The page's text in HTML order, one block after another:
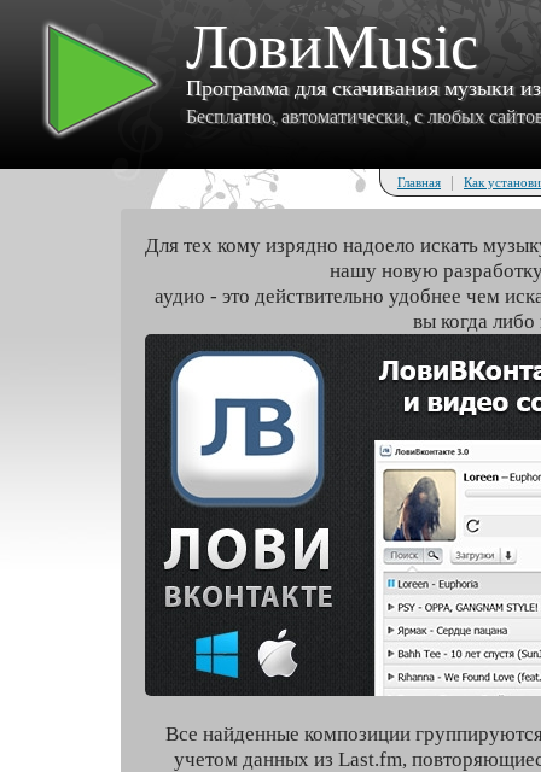
ЛовиMusic
Программа для скачивания музыки
Бесплатно, автоматически, с любых
Главная | Как
Для тех кому изрядно надоело искать
нашу новую
аудио - это действительно удобнее чем
вы когда либо
Все найденные композиции
учетом данных из Last.fm,